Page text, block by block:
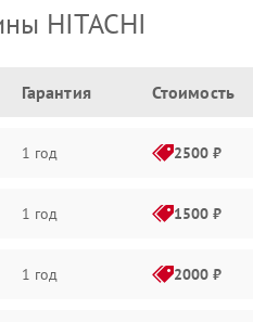
HITACHI
Гарантия Стоимость
1 год 2500 ₽
1 год 1500 ₽
1 год 2000 ₽